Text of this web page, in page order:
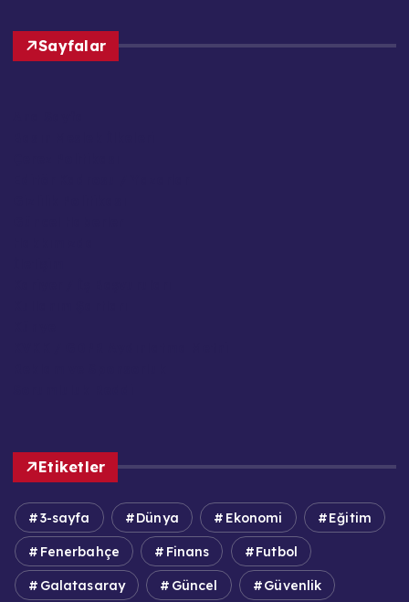
Sayfalar
Etiketler
3-sayfa Dünya Ekonomi Eğitim
Fenerbahçe Finans Futbol
Galatasaray Güncel Güvenlik